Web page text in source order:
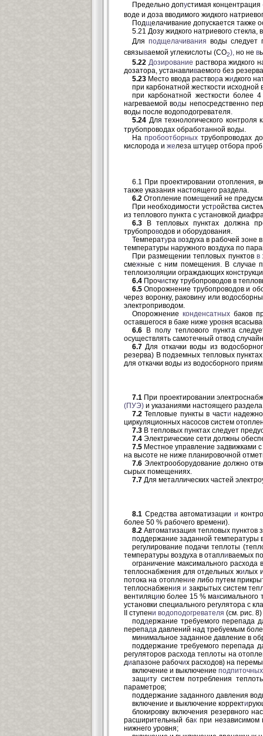
Предельно допустимая концентрация
воде и доза вводимого жидкого
Подщелачивание допускается также
5.21 Дозу жидкого натриевого
Для подщелачивания воды следует
связываемой углекислоты (СО2), но не в
5.22 Дозирование раствора жидкого
дозатора, устанавливаемого без
5.23 Место ввода раствора жидкого
при карбонатной жесткости
при карбонатной жесткости более
нагреваемой воды непосредственно
воды после водоподогревателя.
5.24 Для технологического
трубопроводах обработанной воды.
На пробоотборныхтрубопроводах
кислорода и железа штуцер отбора
6.1 При проектировании отопления,
также указания настоящего раздела.
6.2 Отопление помещений не
При необходимости устройства
из теплового пункта с установкой
6.3 В тепловых пунктах должна
трубопроводов и оборудования.
Температура воздуха в рабочей зоне
температуры наружного воздуха по
При размещении тепловых пунктов в
смежные с ним помещения. В случае
теплоизоляции ограждающих
6.4 Прочистку трубопроводов в
6.5 Опорожнение трубопроводов и
через воронку, раковину или
электроприводом.
Опорожнениеконденсатных баков
оставшегося в баке ниже уровня
6.6 В полу теплового пункта
осуществлять самотечный отвод
6.7 Для откачки воды из
резерва) В подземных тепловых
для откачки воды из водосборного
7.1 При проектировании
(ПУЭ) и указаниями настоящего
7.2 Тепловые пункты в части
циркуляционных насосов систем
7.3 В тепловых пунктах следует
7.4 Электрические сети должны
7.5 Местное управление задвижками
на высоте не ниже планировочной
7.6 Электрооборудование должно
сырых помещениях.
7.7 Для металлических частей
8.1 Средства автоматизации и
более 50 % рабочего времени).
8.2 Автоматизация тепловых
поддержание заданной температуры
регулирование подачи теплоты
температуры воздуха в отапливаемых
ограничение максимального
теплоснабжения для отдельных жилых
потока на отопление либо путем
теплоснабженияи закрытых систем
вентиляцию более 15 % максимального
установки специального регулятора с
II ступени водоподогревателя (см. рис.
поддержание требуемого перепада
перепада давлений над требуемым
минимальное заданное давление в
поддержание требуемого перепада
регуляторов расхода теплоты на
диапазоне рабочих расходов) на
включение и выключение подпиточных
защиту систем потребления
параметров;
поддержание заданного давления
включение и выключение корректи
блокировку включения резервного
расширительный бакпри независимом
нижнего уровня;